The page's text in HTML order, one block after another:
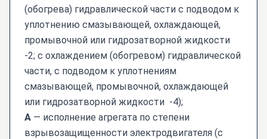
(обогрева) гидравлической части с подводом к
уплотнению смазывающей, охлаждающей,
промывочной или гидрозатворной жидкости
-2; с охлаждением (обогревом) гидравлической
части, с подводом к уплотнениям
смазывающей, промывочной, охлаждающей
или гидрозатворной жидкости -4);
А — исполнение агрегата по степени
взрывозащищенности электродвигателя (с